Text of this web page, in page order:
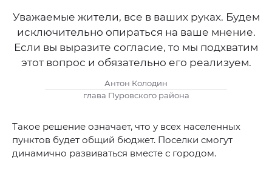
Уважаемые жители, все в ваших руках. Будем
исключительно опираться на ваше мнение.
Если вы выразите согласие, то мы подхватим
этот вопрос и обязательно его реализуем.
Антон Колодин
глава Пуровского района
Такое решение означает, что у всех населенных
пунктов будет общий бюджет. Поселки смогут
динамично развиваться вместе с городом.